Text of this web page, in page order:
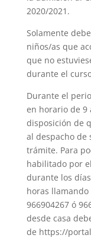
2020/2021.
Solamente
niños/as que
que no
durante el
Durante el
en horario de 9
disposición de
al despacho de
trámite. Para
habilitado por
durante los
horas llamando
966904267 ó
desde casa
de https://